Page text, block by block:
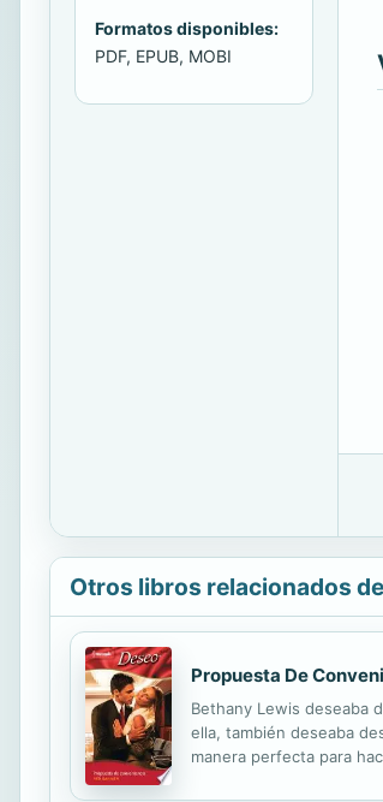
Formatos disponibles:
PDF, EPUB, MOBI
Otros libros relacionados
Propuesta De
Bethany Lewis deseaba
ella, también deseaba
manera perfecta para